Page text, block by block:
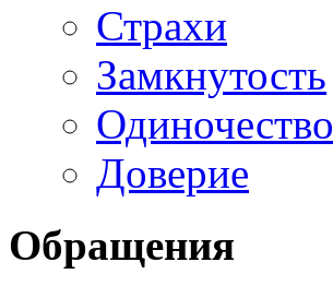
Страхи
Замкнутость
Одиночество
Доверие
Обращения